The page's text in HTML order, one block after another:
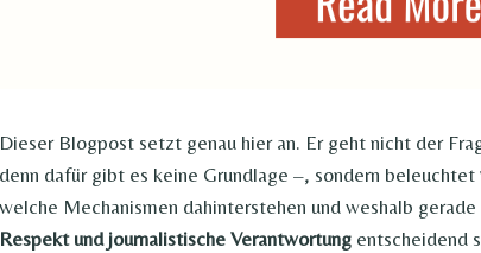
Dieser Blogpost setzt genau hier an. Er geht nicht der
denn dafür gibt es keine Grundlage –, sondern beleuchtet
welche Mechanismen dahinterstehen und weshalb
Respekt und journalistische Verantwortung entscheidend